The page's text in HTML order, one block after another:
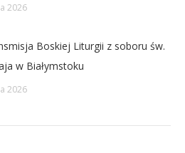
2026
Boskiej Liturgii z soboru św.
w Białymstoku
2026